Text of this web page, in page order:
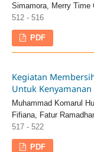
Simamora, Merry Time
512 - 516
PDF
Kegiatan
Untuk
Muhammad Komarul
Fifiana, Fatur
517 - 522
PDF